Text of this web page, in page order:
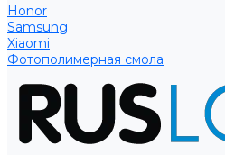
Honor
Samsung
Xiaomi
Фотополимерная смола